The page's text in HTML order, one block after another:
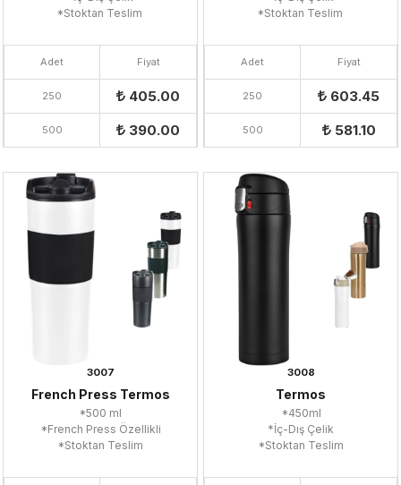
*Stoktan Teslim
Adet Fiyat
250 405.00
500 390.00
*Stoktan Teslim
Adet Fiyat
250 603.45
500 581.10
3007
French Press Termos
*500 ml
*French Press Özellikli
*Stoktan Teslim
3008
Termos
*450ml
*İç-Dış Çelik
*Stoktan Teslim